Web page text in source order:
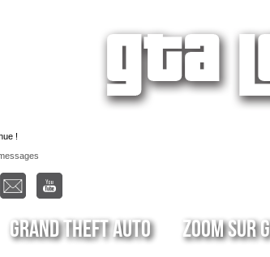
!
Grand Theft Auto Zoom sur